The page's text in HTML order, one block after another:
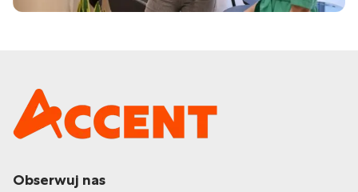
Obserwuj nas